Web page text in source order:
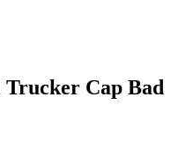
Cap Bad